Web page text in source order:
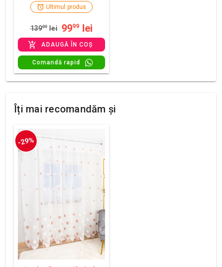
Ultimul produs
13999 lei 9999 lei
ADAUGĂ ÎN COȘ
Comandă rapid
Îți mai recomandăm și
-29%